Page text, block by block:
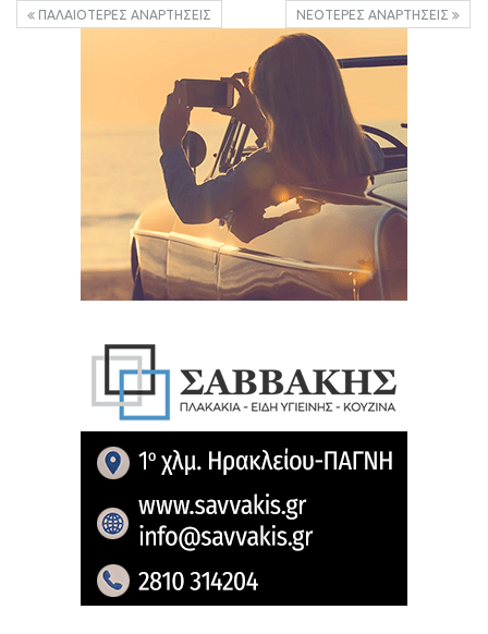
ΠΑΛΑΙΌΤΕΡΕΣ ΑΝΑΡΤΉΣΕΙΣ ΝΕΌΤΕΡΕΣ ΑΝΑΡΤΉΣΕΙΣ